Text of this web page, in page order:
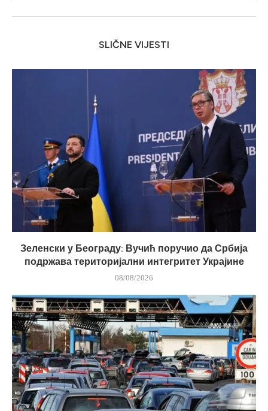
SLIČNE VIJESTI
Зеленски у Београду: Вучић поручио да Србија
подржава територијални интегритет Украјине
08/08/2026